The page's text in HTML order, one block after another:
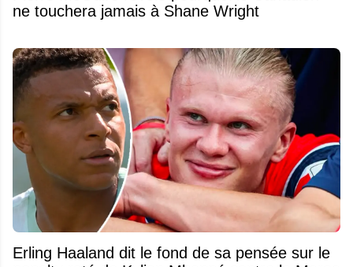
ne touchera jamais à Shane Wright
Erling Haaland dit le fond de sa pensée sur le